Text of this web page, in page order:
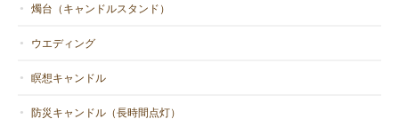
燭台（キャンドルスタンド）
ウエディング
瞑想キャンドル
防災キャンドル（長時間点灯）